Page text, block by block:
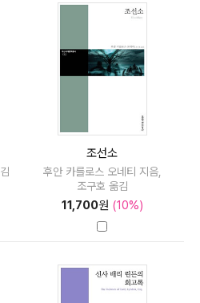
조선소
후안 카를로스 오네티 지음,
조구호 옮김
11,700원 (10%)